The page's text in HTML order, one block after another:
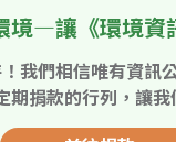
境—讓《環境資
我們相信唯有資
期捐款的行列，讓我